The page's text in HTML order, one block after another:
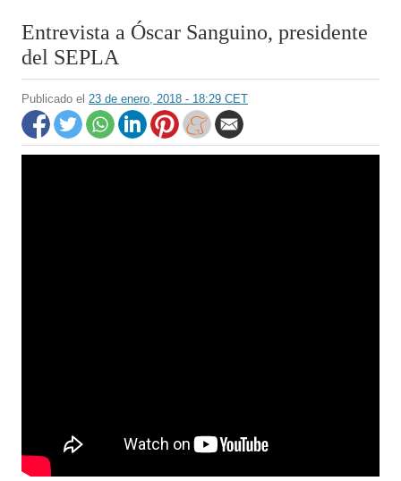
Entrevista a Óscar Sanguino, presidente
del SEPLA
Publicado el 23 de enero, 2018 - 18:29 CET